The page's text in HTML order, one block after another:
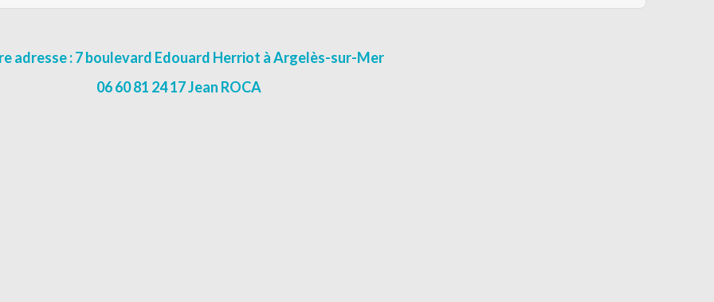
adresse : 7 boulevard Edouard Herriot à Argelès-sur-Mer
06 60 81 24 17 Jean ROCA